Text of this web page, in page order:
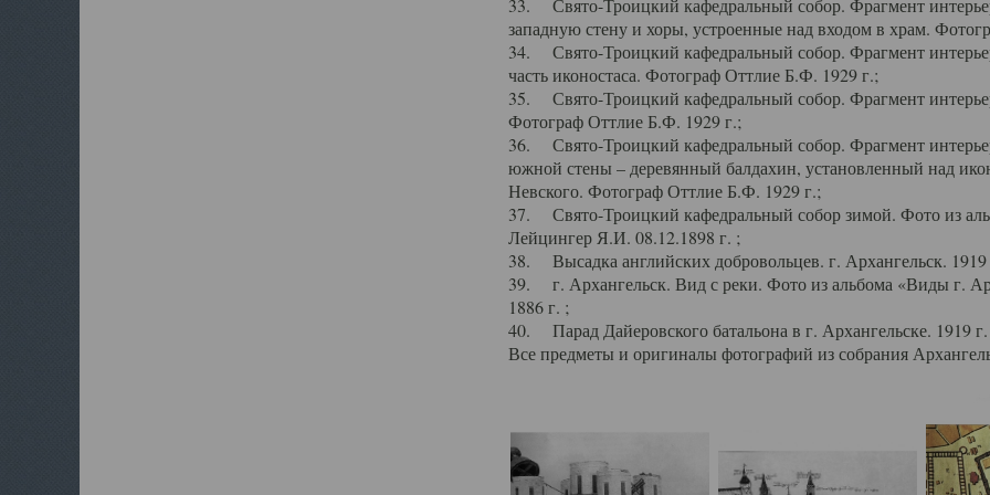
33. Свято-Троицкий кафедральный собор. Фрагмент
западную стену и хоры, устроенные над входом в храм.
34. Свято-Троицкий кафедральный собор. Фрагмент
часть иконостаса. Фотограф Оттлие Б.Ф. 1929 г.;
35. Свято-Троицкий кафедральный собор. Фрагмент
Фотограф Оттлие Б.Ф. 1929 г.;
36. Свято-Троицкий кафедральный собор. Фрагмент
южной стены – деревянный балдахин, установленный над
Невского. Фотограф Оттлие Б.Ф. 1929 г.;
37. Свято-Троицкий кафедральный собор зимой. Фото из
Лейцингер Я.И. 08.12.1898 г. ;
38. Высадка английских добровольцев. г. Архангельск.
39. г. Архангельск. Вид с реки. Фото из альбома «Виды г.
1886 г. ;
40. Парад Дайеровского батальона в г. Архангельске. 1919
Все предметы и оригиналы фотографий из собрания